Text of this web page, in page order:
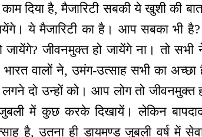
दिया है, मैजारिटी सबकी ये खुशी की
ये मैजारिटी का है। आप सबका भी
जायेंगे? जीवनमुक्त हो जायेंगे ना। तो
भारत वालों ने, उमंग-उत्साह सभी का
दो उन्हों को। आप लोग तो जीवनमुक्त
में कुछ करके दिखायें। लेकिन
है, उतना ही डायमण्ड जुबली वर्ष में